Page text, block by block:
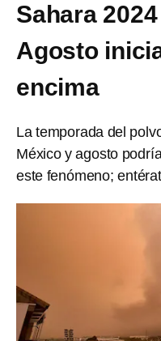
Sahara
Agosto
encima
La temporada del
México y agosto
este fenómeno;